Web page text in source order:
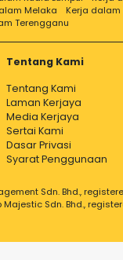
Melaka Kerja dalam
Terengganu
Tentang Kami
Tentang Kami
Laman Kerjaya
Media Kerjaya
Sertai Kami
Dasar Privasi
Syarat Penggunaan
Sdn. Bhd.,
Majestic Sdn. Bhd.,